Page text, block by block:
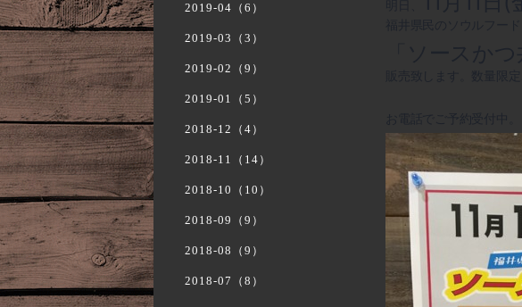
2019-04（6）
2019-03（3）
2019-02（9）
2019-01（5）
2018-12（4）
2018-11（14）
2018-10（10）
2018-09（9）
2018-08（9）
2018-07（8）